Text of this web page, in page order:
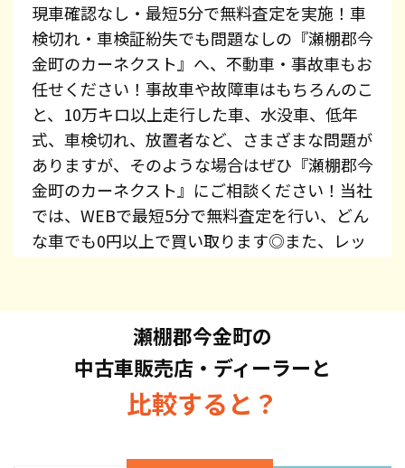
現車確認なし・最短5分で無料査定を実施！車
検切れ・車検証紛失でも問題なしの『瀬棚郡今
金町のカーネクスト』へ、不動車・事故車もお
任せください！事故車や故障車はもちろんのこ
と、10万キロ以上走行した車、水没車、低年
式、車検切れ、放置者など、さまざまな問題が
ありますが、そのような場合はぜひ『瀬棚郡今
金町のカーネクスト』にご相談ください！当社
では、WEBで最短5分で無料査定を行い、どん
な車でも0円以上で買い取ります◎また、レッ
オデッセイ・スカイライン・CX-5・ジムニー
など、車種を問わずお持ち込みください。ま
た、高価買取している車種もございますので、
お気軽にお問い合わせください！
瀬棚郡今金町の
中古車販売店・ディーラーと
比較すると？